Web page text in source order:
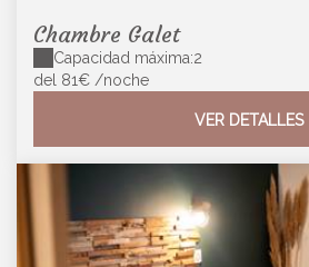
Chambre Galet
Capacidad máxima:2
del 81€ /noche
VER DETALLES